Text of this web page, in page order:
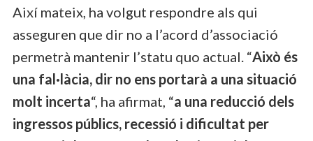
Així mateix, ha volgut respondre als qui
asseguren que dir no a l’acord d’associació
permetrà mantenir l’statu quo actual. “Això és
una fal·làcia, dir no ens portarà a una situació
molt incerta“, ha afirmat, “a una reducció dels
ingressos públics, recessió i dificultat per